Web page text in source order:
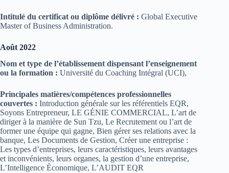
Intitulé du certificat ou diplôme délivré : Global Executive
Master of Business Administration.
Août 2022
Nom et type de l’établissement dispensant l’enseignement
ou la formation : Université du Coaching Intégral (UCI),
Principales matières/compétences professionnelles
couvertes : Introduction générale sur les référentiels EQR,
Soyons Entrepreneur, LE GÉNIE COMMERCIAL, L’art de
diriger à la manière de Sun Tzu, Le Recrutement ou l’art de
former une équipe qui gagne, Bien gérer ses relations avec la
banque, Les Documents de Gestion, Créer une entreprise :
Les types d’entreprises, leurs caractéristiques, leurs avantages
et inconvénients, leurs organes, la gestion d’une entreprise,
L’Intelligence Économique, L’AUDIT EQR